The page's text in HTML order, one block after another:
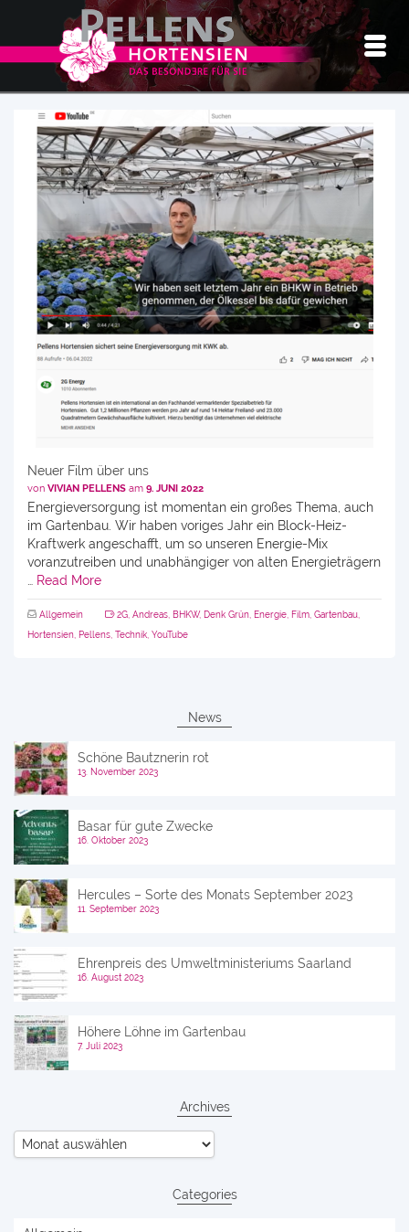
Neuer Film über uns
von VIVIAN PELLENS am 9. JUNI 2022
Energieversorgung ist momentan ein großes Thema, auch
im Gartenbau. Wir haben voriges Jahr ein Block-Heiz-
Kraftwerk angeschafft, um so unseren Energie-Mix
voranzutreiben und unabhängiger von alten Energieträgern
Read More
Allgemein 2G Andreas BHKW, Denk Grün Energie Film Gartenbau
Hortensien Pellens Technik YouTube
News
Schöne Bautznerin rot
13. November 2023
Basar für gute Zwecke
16. Oktober 2023
Hercules – Sorte des Monats September 2023
11. September 2023
Ehrenpreis des Umweltministeriums Saarland
16. August 2023
Höhere Löhne im Gartenbau
7. Juli 2023
Archives
Archives
Categories